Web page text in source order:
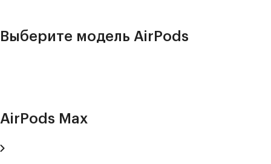
Выберите модель AirPods
AirPods Max